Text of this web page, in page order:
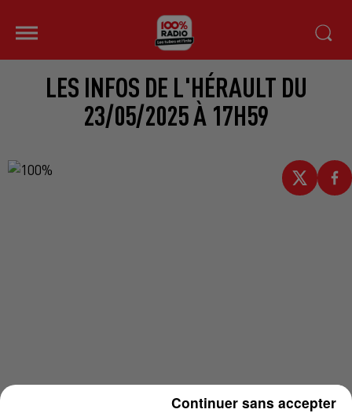
LES INFOS DE L'HÉRAULT DU
23/05/2025 À 17H59
Continuer sans accepter